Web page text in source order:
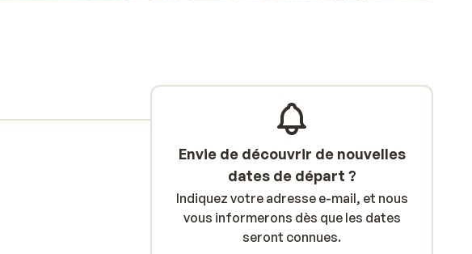
Envie de découvrir de nouvelles
dates de départ ?
Indiquez votre adresse e-mail, et nous
vous informerons dès que les dates
seront connues.